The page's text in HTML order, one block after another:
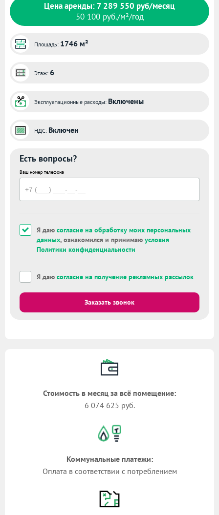
Цена аренды: 7 289 550 руб/месяц
50 100 руб./м²/год
Площадь: 1746 м²
Этаж: 6
Эксплуатационные расходы: Включены
НДС: Включен
Есть вопросы?
Ваш номер телефона
Я даю согласие на обработку моих персональных
данных, ознакомился и принимаю условия
Политики конфиденциальности
Я даю согласие на получение рекламных рассылок
Заказать звонок
Стоимость в месяц за всё помещение:
6 074 625 руб.
Коммунальные платежи:
Оплата в соответствии с потреблением